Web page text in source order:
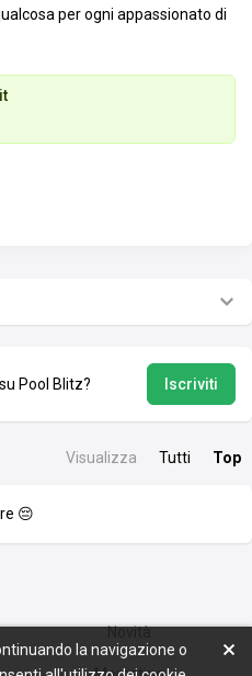
per ogni appassionato di
Pool Blitz? Iscriviti
Visualizza Tutti Top
😔
Novità
la navigazione o